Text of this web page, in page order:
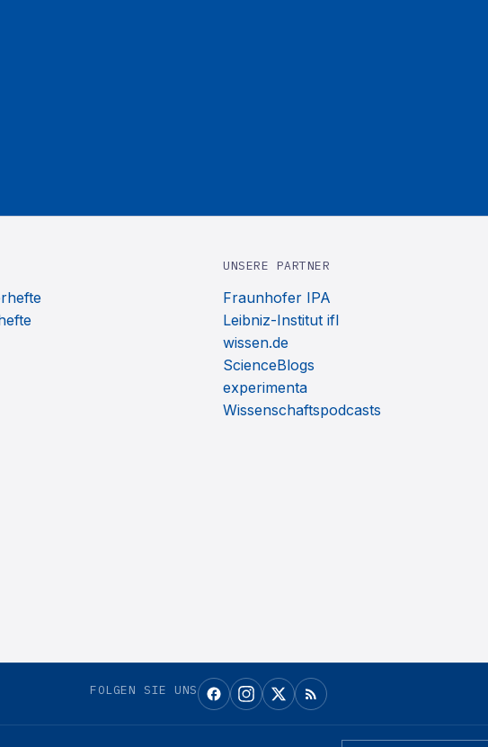
UNSERE PARTNER
Fraunhofer IPA
Leibniz-Institut ifl
wissen.de
ScienceBlogs
experimenta
Wissenschaftspodcasts
FOLGEN SIE UNS